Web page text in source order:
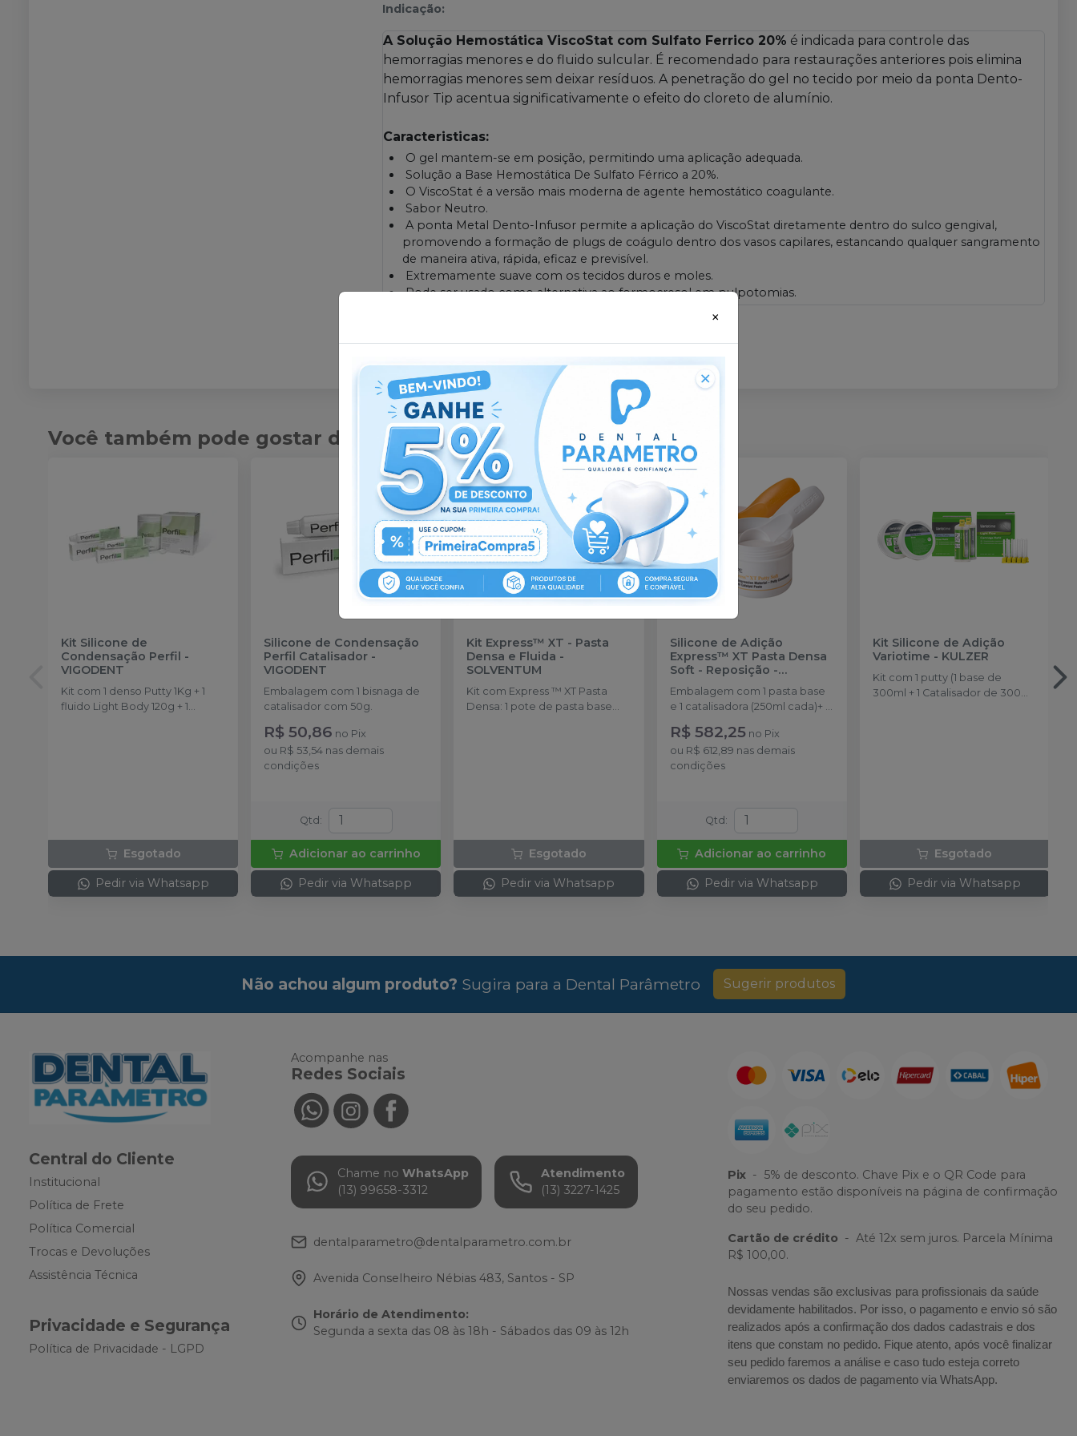
Indicação:
A Solução Hemostática ViscoStat com Sulfato Ferrico 20% é indicada para controle das
hemorragias menores e do fluido sulcular. É recomendado para restaurações anteriores pois elimina
hemorragias menores sem deixar resíduos. A penetração do gel no tecido por meio da ponta Dento-
Infusor Tip acentua significativamente o efeito do cloreto de alumínio.
Caracteristicas:
O gel mantem-se em posição, permitindo uma aplicação adequada.
Solução a Base Hemostática De Sulfato Férrico a 20%.
O ViscoStat é a versão mais moderna de agente hemostático coagulante.
Sabor Neutro.
A ponta Metal Dento-Infusor permite a aplicação do ViscoStat diretamente dentro do sulco gengival,
promovendo a formação de plugs de coágulo dentro dos vasos capilares, estancando qualquer sangramento
de maneira ativa, rápida, eficaz e previsível.
Extremamente suave com os tecidos duros e moles.
Pode ser usado como alternativa ao formocresol em pulpotomias.
Você também pode gostar desses
Kit Silicone de
Condensação Perfil -
VIGODENT
Kit com 1 denso Putty 1Kg + 1
fluido Light Body 120g + 1
Esgotado
Pedir via Whatsapp
Silicone de Condensação
Perfil Catalisador -
VIGODENT
Embalagem com 1 bisnaga de
catalisador com 50g.
R$ 50,86 no Pix
ou R$ 53,54 nas demais
condições
Qtd :
Adicionar ao carrinho
Pedir via Whatsapp
Kit Express™ XT - Pasta
Densa e Fluida -
SOLVENTUM
Kit com Express ™ XT Pasta
Densa: 1 pote de pasta base
Esgotado
Pedir via Whatsapp
Silicone de Adição
Express™ XT Pasta Densa
Soft - Reposição -
SOLVENTUM
Embalagem com 1 pasta base
e 1 catalisadora (250ml cada)+ 2
R$ 582,25 no Pix
ou R$ 612,89 nas demais
condições
Qtd :
Adicionar ao carrinho
Pedir via Whatsapp
Kit Silicone de Adição
Variotime - KULZER
Kit com 1 putty (1 base de
300ml + 1 Catalisador de 300ml)
Esgotado
Pedir via Whatsapp
Não achou algum produto? Sugira para a Dental Parâmetro Sugerir produtos
Central do Cliente
Institucional
Política de Frete
Política Comercial
Trocas e Devoluções
Assistência Técnica
Privacidade e Segurança
Política de Privacidade - LGPD
Acompanhe nas
Redes Sociais
Chame no WhatsApp
(13) 99658-3312
Atendimento
(13) 3227-1425
dentalparametro@dentalparametro.com.br
Avenida Conselheiro Nébias 483, Santos - SP
Horário de Atendimento:
Segunda a sexta das 08 às 18h - Sábados das 09 às 12h
Pix - 5% de desconto. Chave Pix e o QR Code para
pagamento estão disponíveis na página de confirmação
do seu pedido.
Cartão de crédito - Até 12x sem juros. Parcela Mínima
R$ 100,00.
Nossas vendas são exclusivas para profissionais da saúde
devidamente habilitados. Por isso, o pagamento e envio só são
realizados após a confirmação dos dados cadastrais e dos
itens que constam no pedido. Fique atento, após você finalizar
seu pedido faremos a análise e caso tudo esteja correto
enviaremos os dados de pagamento via WhatsApp.
×